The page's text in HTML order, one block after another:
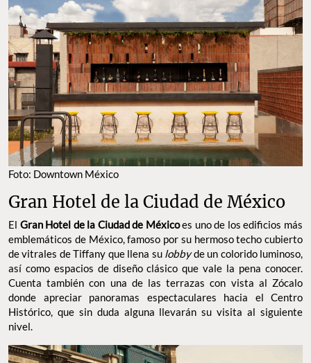
Foto: Downtown México
Gran Hotel de la Ciudad de México
El Gran Hotel de la Ciudad de Méxicoes uno de los edificios más
emblemáticos de México, famoso por su hermoso techo cubierto
de vitrales de Tiffany que llena su lobbyde un colorido luminoso,
así como espacios de diseño clásico que vale la pena conocer.
Cuenta también con una de las terrazas con vista al Zócalo
donde apreciar panoramas espectaculares hacia el Centro
Histórico, que sin duda alguna llevarán su visita al siguiente
nivel.